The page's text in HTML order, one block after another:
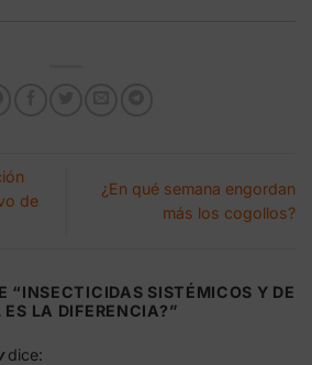
de
¿En qué semana engordan
más los cogollos?
“INSECTICIDAS SISTÉMICOS Y DE
LA DIFERENCIA?”
dice: